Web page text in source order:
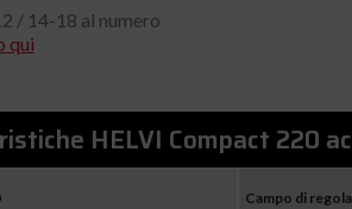
/ 14-18 al numero
qui
HELVI Compact 220
Campo di